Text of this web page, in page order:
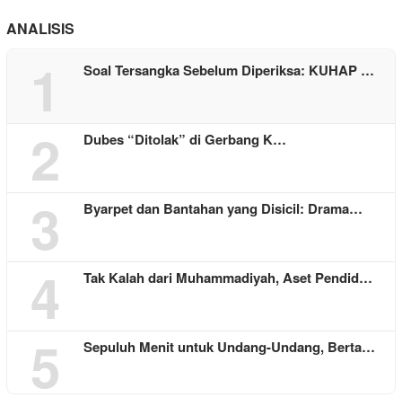
ANALISIS
1 Soal Tersangka Sebelum Diperiksa: KUHAP …
2 Dubes “Ditolak” di Gerbang K…
3 Byarpet dan Bantahan yang Disicil: Drama…
4 Tak Kalah dari Muhammadiyah, Aset Pendid…
5 Sepuluh Menit untuk Undang-Undang, Berta…